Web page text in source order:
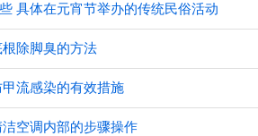
具体在元宵节举办的传统民俗活动
除脚臭的方法
流感染的有效措施
空调内部的步骤操作